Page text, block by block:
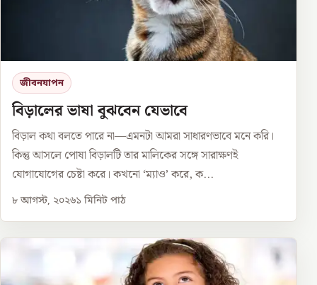
জীবনযাপন
বিড়ালের ভাষা বুঝবেন যেভাবে
বিড়াল কথা বলতে পারে না—এমনটা আমরা সাধারণভাবে মনে করি।
কিন্তু আসলে পোষা বিড়ালটি তার মালিকের সঙ্গে সারাক্ষণই
যোগাযোগের চেষ্টা করে। কখনো ‘ম্যাও’ করে, ক...
৮ আগস্ট, ২০২৬১ মিনিট পাঠ